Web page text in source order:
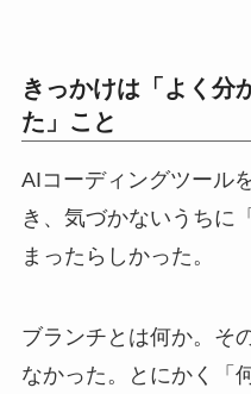
きっかけは「よく分
た」こと
AIコーディングツール
き、気づかないうちに
まったらしかった。
ブランチとは何か。そ
なかった。とにかく「